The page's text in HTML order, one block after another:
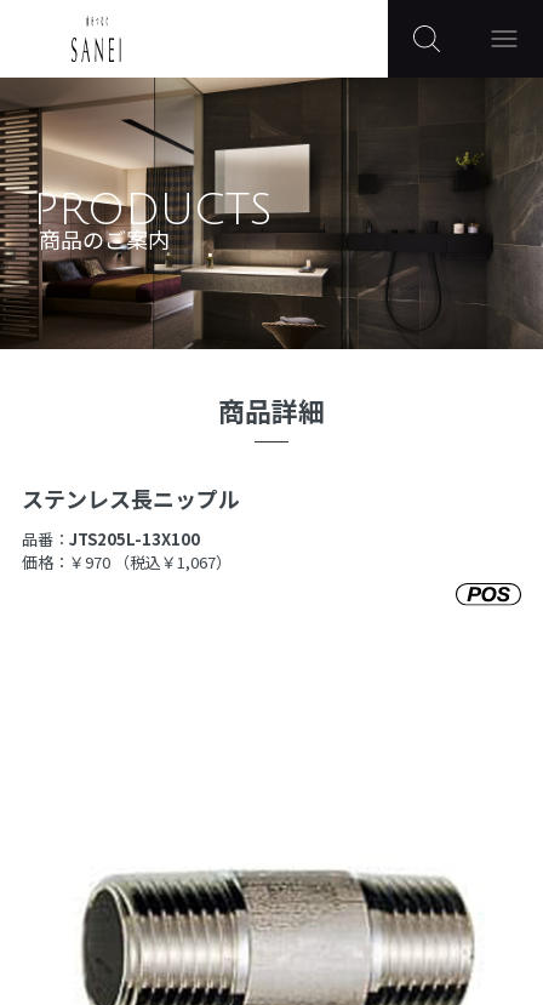
PRODUCTS
商品のご案内
商品詳細
ステンレス長ニップル
品番： JTS205L-13X100
価格：￥970
（税込￥1,067）